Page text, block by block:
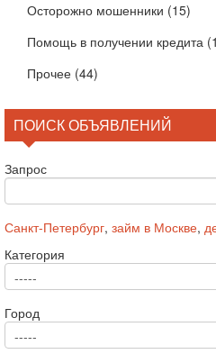
Осторожно мошенники (15)
Помощь в получении кредита
Прочее (44)
ПОИСК ОБЪЯВЛЕНИЙ
Запрос
Санкт-Петербург, займ в Москве,
Категория
Город